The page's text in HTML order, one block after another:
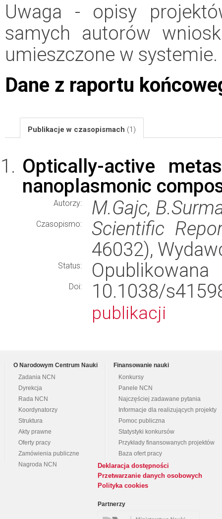
Uwaga - opisy
samych autorów
umieszczone w systemie.
Dane z raportu
Publikacje w czasopismach (1)
Optically-active
nanoplasmonic
Autorzy: M.Gajc,
Czasopismo:
Scientific
46032),
Status: Opublikowana
Doi: 10.1038/
publikacji
O Narodowym Centrum Nauki
Zadania NCN
Dyrekcja
Rada NCN
Koordynatorzy
Struktura
Akty prawne
Oferty pracy
Zamówienia publiczne
Nagroda NCN
Finansowanie nauki
Konkursy
Panele NCN
Najczęściej zadawane pytania
Informacje dla realizujących projekty
Pomoc publiczna
Statystyki konkursów
Przykłady finansowanych projektów
Baza ofert pracy
Deklaracja dostępności
Przetwarzanie danych osobowych
Polityka cookies
Partnerzy